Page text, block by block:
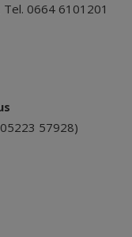
0664 6101201
57928)